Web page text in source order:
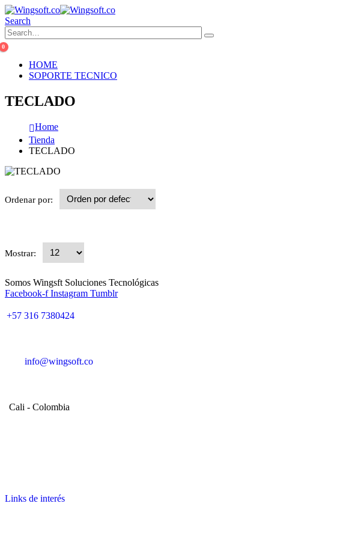
Search
0
HOME
SOPORTE TECNICO
TECLADO
Home
Tienda
TECLADO
Ordenar por:
Mostrar:
Somos Wingsft Soluciones Tecnológicas
Facebook-f Instagram Tumblr
+57 316 7380424
info@wingsoft.co
Cali - Colombia
Links de interés